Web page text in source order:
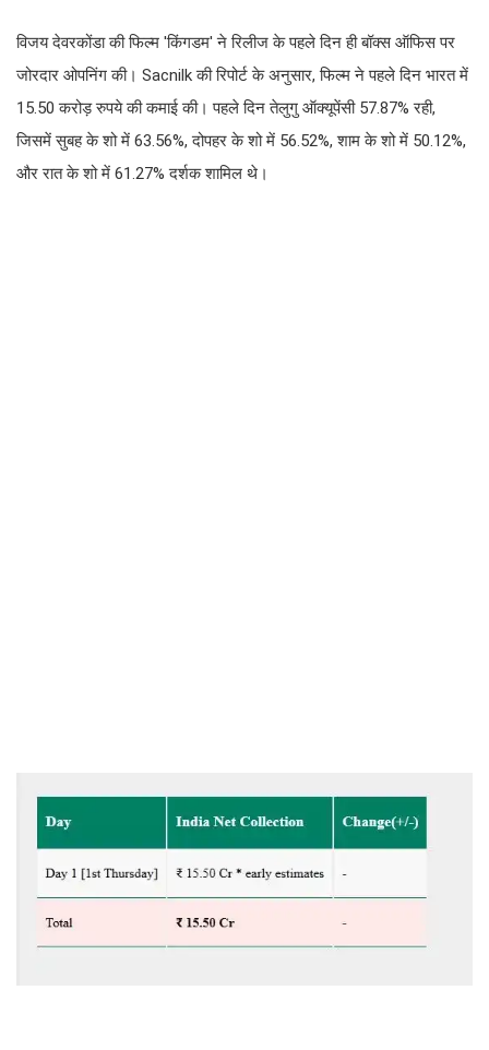
विजय देवरकोंडा की फिल्म 'किंगडम' ने रिलीज के पहले दिन ही बॉक्स ऑफिस पर
जोरदार ओपनिंग की। Sacnilk की रिपोर्ट के अनुसार, फिल्म ने पहले दिन भारत में
15.50 करोड़ रुपये की कमाई की। पहले दिन तेलुगु ऑक्यूपेंसी 57.87% रही,
जिसमें सुबह के शो में 63.56%, दोपहर के शो में 56.52%, शाम के शो में 50.12%,
और रात के शो में 61.27% दर्शक शामिल थे।